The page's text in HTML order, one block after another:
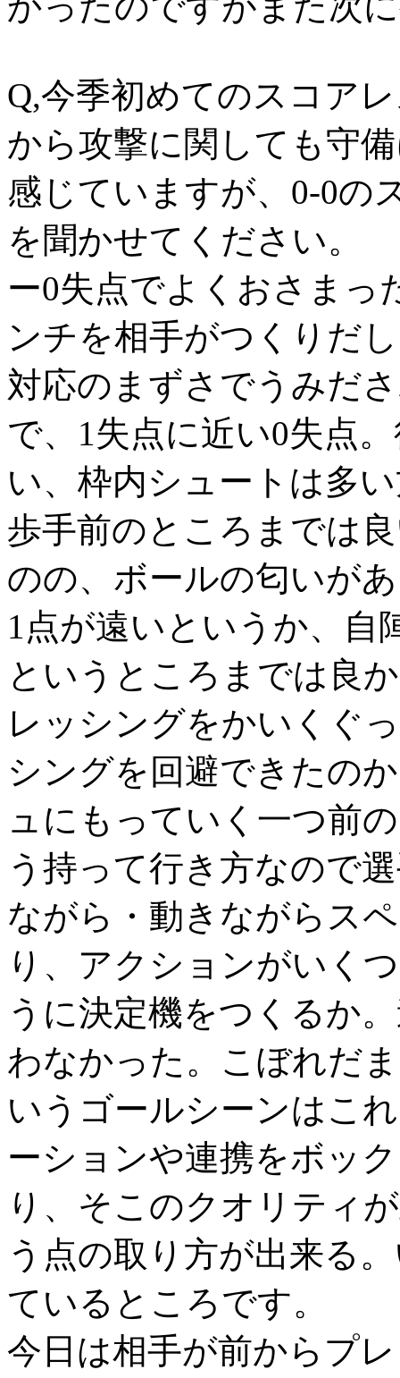
Q,今季初めてのスコア
から攻撃に関しても守
感じていますが、0-0の
を聞かせてください。
ー0失点でよくおさまっ
ンチを相手がつくりだ
対応のまずさでうみだ
で、1失点に近い0失点
い、枠内シュートは多
歩手前のところまでは
のの、ボールの匂いが
1点が遠いというか、自
というところまでは良
レッシングをかいくぐ
シングを回避できたの
ュにもっていく一つ前
う持って行き方なので
ながら・動きながらス
り、アクションがいく
うに決定機をつくるか
わなかった。こぼれだ
いうゴールシーンはこ
ーションや連携をボッ
り、そこのクオリティ
う点の取り方が出来る
ているところです。
今日は相手が前からプ